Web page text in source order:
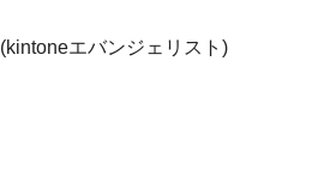
(kintoneエバンジェリスト)